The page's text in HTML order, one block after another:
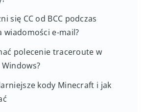
się CC od BCC podczas
wiadomości e-mail?
polecenie traceroute w
kody Minecraft i jak